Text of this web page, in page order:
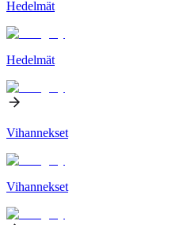
Hedelmät
Hedelmät
Vihannekset
Vihannekset